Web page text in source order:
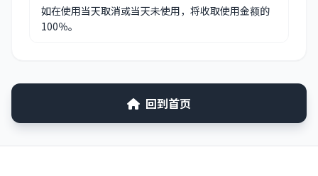
如在使用当天取消或当天未使用，将收取使用金额的
100％。
回到首页